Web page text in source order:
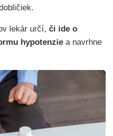
lekár určí, či ide o
hypotenzie a navrhne